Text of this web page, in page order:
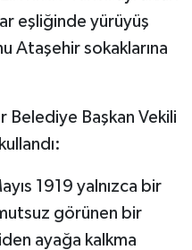
eşliğinde yürüyüş
Ataşehir sokaklarına
Belediye Başkan Vekili
1919 yalnızca bir
görünen bir
ayağa kalkma